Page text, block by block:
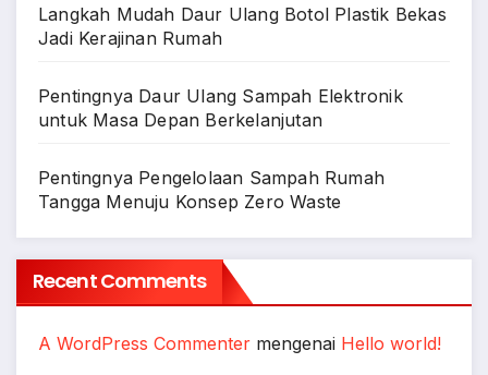
Langkah Mudah Daur Ulang Botol Plastik Bekas
Jadi Kerajinan Rumah
Pentingnya Daur Ulang Sampah Elektronik
untuk Masa Depan Berkelanjutan
Pentingnya Pengelolaan Sampah Rumah
Tangga Menuju Konsep Zero Waste
Recent Comments
A WordPress Commenter mengenai Hello world!